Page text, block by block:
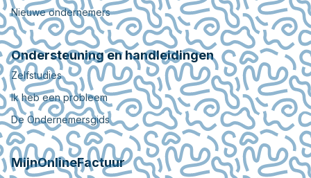
Nieuwe ondernemers
Ondersteuning en handleidingen
Zelfstudies
Ik heb een probleem
De Ondernemersgids
MijnOnlineFactuur